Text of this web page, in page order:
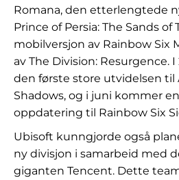
Romana, den etterlengtede
Prince of Persia: The Sands of
mobilversjon av Rainbow Six
av The Division: Resurgence.
den første store utvidelsen til
Shadows, og i juni kommer
oppdatering til Rainbow Six
Ubisoft kunngjorde også
ny divisjon i samarbeid med
giganten Tencent. Dette